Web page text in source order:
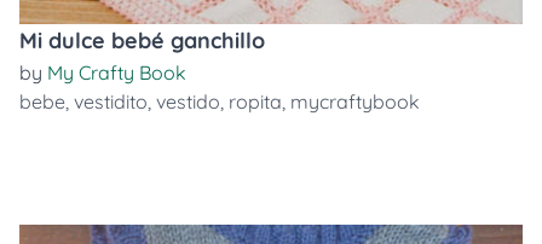
Mi dulce bebé ganchillo
by My Crafty Book
bebe, vestidito, vestido, ropita, mycraftybook